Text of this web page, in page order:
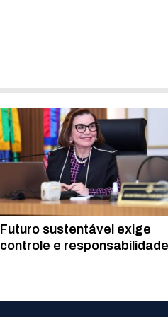
Futuro sustentável exige
controle e